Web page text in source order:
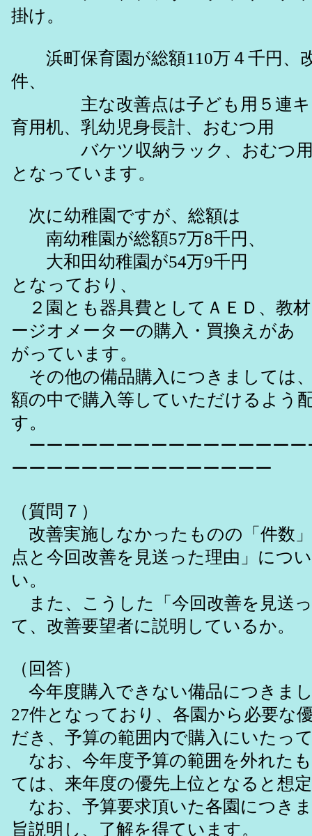
掛け。
浜町保育園が総額110万４千円、
件、
主な改善点は子ども用５連キ
育用机、乳幼児身長計、おむつ用
バケツ収納ラック、おむつ用
となっています。
次に幼稚園ですが、総額は
南幼稚園が総額57万8千円、
大和田幼稚園が54万9千円
となっており、
２園とも器具費としてＡＥＤ、教
ージオメーターの購入・買換えがあ
がっています。
その他の備品購入につきましては
額の中で購入等していただけるよう
す。
ーーーーーーーーーーーーーーーー
ーーーーーーーーーーーーーーー
（質問７）
改善実施しなかったものの「件数
点と今回改善を見送った理由」につ
い。
また、こうした「今回改善を見送
て、改善要望者に説明しているか。
（回答）
今年度購入できない備品につきま
27件となっており、各園から必要な
だき、予算の範囲内で購入にいたっ
なお、今年度予算の範囲を外れた
ては、来年度の優先上位となると想
なお、予算要求頂いた各園につき
旨説明し、了解を得ています。